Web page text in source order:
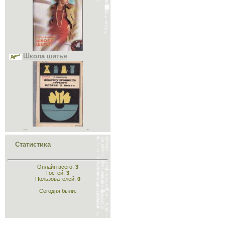
2020 Июль
2020 Сентябрь
2020 Октябрь
2020 Ноябрь
2020 Декабрь
2021 Январь
2021 Февраль
2021 Апрель
2021 Август
2021 Декабрь
2022 Апрель
2022 Октябрь
2022 Ноябрь
2023 Январь
2023 Февраль
2023 Март
2023 Июль
2023 Август
2023 Декабрь
Школа шитья
Конструирование лёгкого
платья и белья
Статистика
Онлайн всего: 3
Гостей: 3
Пользователей: 0
Сегодня были: